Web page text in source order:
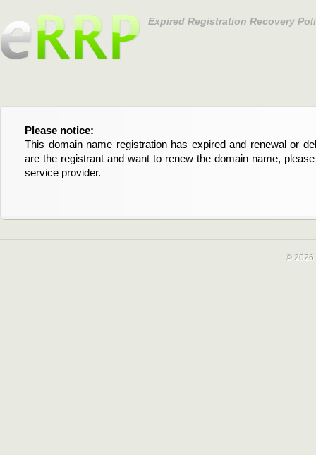
Expired Registration Recovery
Please notice:
This domain name registration has expired and renewal or
are the registrant and want to renew the domain name,
service provider.
Bitte beachten Sie:
Diese Domainregistrierung ist abgelaufen und die
Domain stehen an. Wenn Sie der Registrant sind und
verlängern möchten, kontaktieren Sie bitte Ihren Service-
© 2026